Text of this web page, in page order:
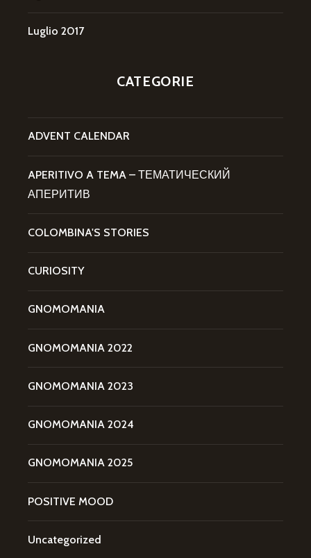
Luglio 2017
CATEGORIE
ADVENT CALENDAR
APERITIVO A TEMA – ТЕМАТИЧЕСКИЙ
АПЕРИТИВ
COLOMBINA'S STORIES
CURIOSITY
GNOMOMANIA
GNOMOMANIA 2022
GNOMOMANIA 2023
GNOMOMANIA 2024
GNOMOMANIA 2025
POSITIVE MOOD
Uncategorized